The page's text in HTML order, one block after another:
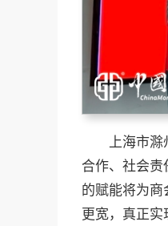
上海市滁
合作、社会责
的赋能将为商
更宽，真正